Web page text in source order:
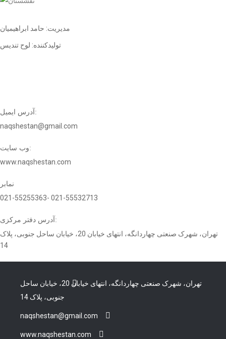
مدیریت: حامد ابراهیمیان
تولیدکننده: لوح تندیس
آدرس ایمیل:
naqshestan@gmail.com
وب سایت:
www.naqshestan.com
نمابر
021-55255363- 021-55532713
آدرس دفتر مرکزی:
تهران، شهرک صنعتی چهاردانگه، انتهای خیابان 20، خیابان ساحل جنوبی، پلاک
14
تهران، شهرک صنعتی چهاردانگه، انتهای خیابان 20، خیابان ساحل
جنوبی، پلاک 14
naqshestan@gmail.com
www.naqshestan.com